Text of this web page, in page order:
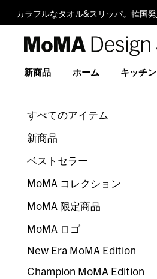
カラフルなタオル&スリッパ。韓国発
新商品 ホーム キッチン
すべてのアイテム
新商品
ベストセラー
MoMA コレクション
MoMA 限定商品
MoMA ロゴ
New Era MoMA Edition
Champion MoMA Edition